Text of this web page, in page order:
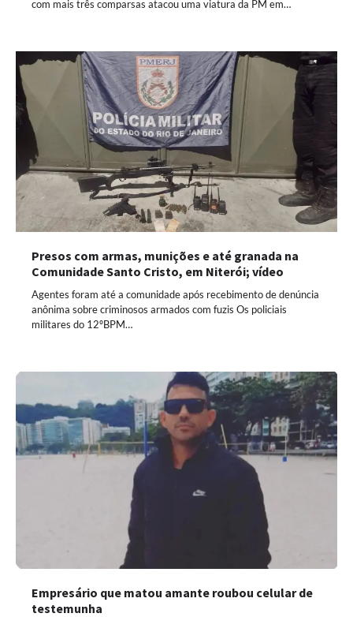
com mais três comparsas atacou uma viatura da PM em…
Presos com armas, munições e até granada na
Comunidade Santo Cristo, em Niterói; vídeo
Agentes foram até a comunidade após recebimento de denúncia
anônima sobre criminosos armados com fuzis Os policiais
militares do 12ºBPM…
Empresário que matou amante roubou celular de
testemunha